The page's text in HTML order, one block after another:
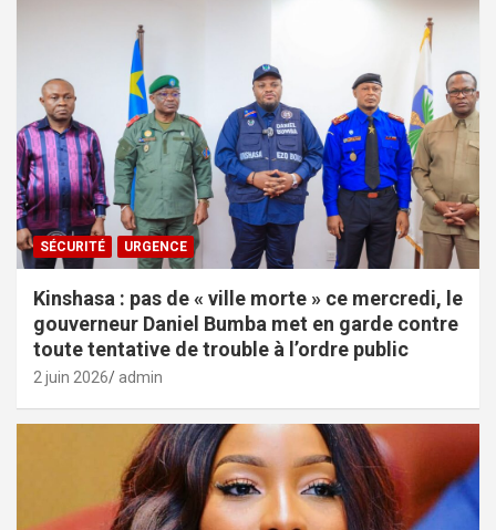
SÉCURITÉ URGENCE
Kinshasa : pas de « ville morte » ce mercredi, le
gouverneur Daniel Bumba met en garde contre
toute tentative de trouble à l’ordre public
2 juin 2026 admin